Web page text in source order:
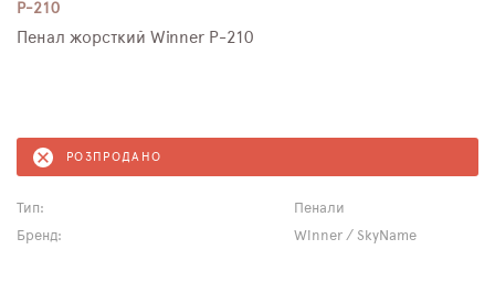
P-210
Пенал жорсткий Winner P-210
РОЗПРОДАНО
Тип:
Пенали
Бренд:
Winner / SkyName